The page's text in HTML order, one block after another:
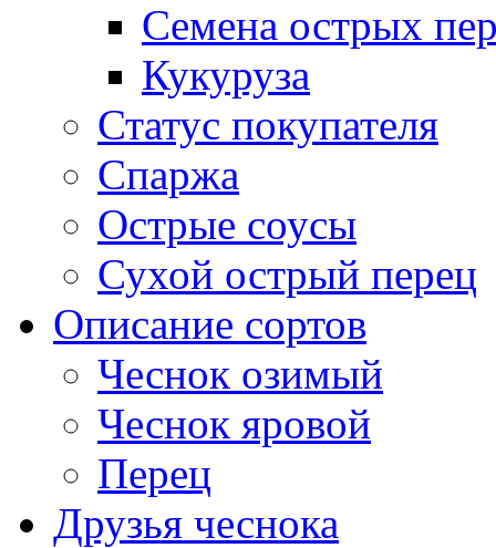
Семена острых
Кукуруза
Статус покупателя
Спаржа
Острые соусы
Сухой острый перец
Описание сортов
Чеснок озимый
Чеснок яровой
Перец
Друзья чеснока